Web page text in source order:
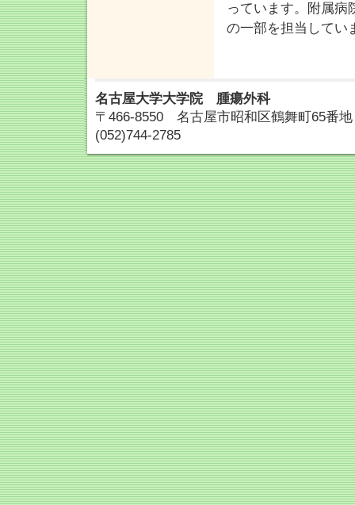
っています。附属病
の一部を担当してい
名古屋大学大学院 腫瘍外科
〒466-8550 名古屋市昭和区鶴舞町65番
(052)744-2785